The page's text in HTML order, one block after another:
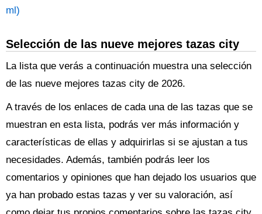
ml)
Selección de las nueve mejores tazas city
La lista que verás a continuación muestra una selección
de las nueve mejores tazas city de 2026.
A través de los enlaces de cada una de las tazas que se
muestran en esta lista, podrás ver más información y
características de ellas y adquirirlas si se ajustan a tus
necesidades. Además, también podrás leer los
comentarios y opiniones que han dejado los usuarios que
ya han probado estas tazas y ver su valoración, así